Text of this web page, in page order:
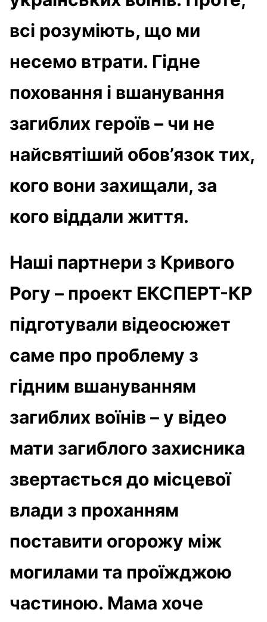
всі розуміють, що ми
несемо втрати. Гідне
поховання і вшанування
загиблих героїв – чи не
найсвятіший обов’язок тих,
кого вони захищали, за
кого віддали життя.
Наші партнери з Кривого
Рогу – проект ЕКСПЕРТ-КР
підготували відеосюжет
саме про проблему з
гідним вшануванням
загиблих воїнів – у відео
мати загиблого захисника
звертається до місцевої
влади з проханням
поставити огорожу між
могилами та проїжджою
частиною. Мама хоче